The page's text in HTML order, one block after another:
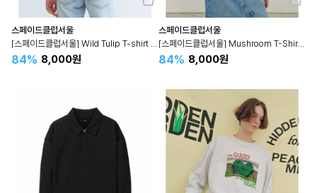
스페이드클럽서울
84% 8,000원
스페이드클럽서울
[스페이드클럽서울] Mushroom T-Shirt - 머쉬룸 티셔츠 SETS3E207
84% 8,000원